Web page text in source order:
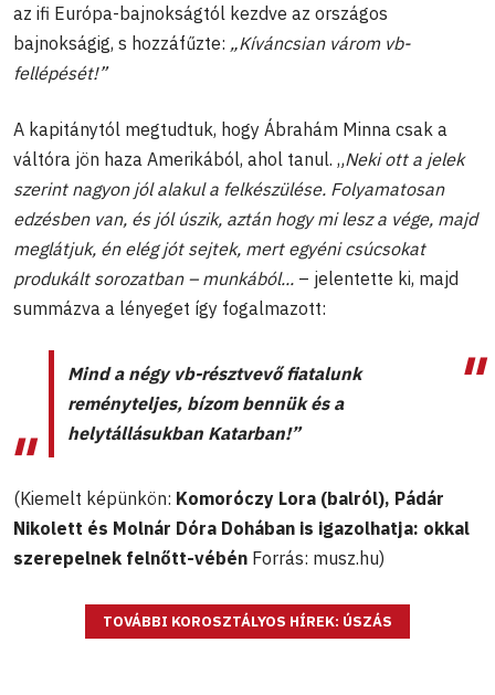
az ifi Európa-bajnokságtól kezdve az országos
bajnokságig, s hozzáfűzte: „Kíváncsian várom vb-
fellépését!”
A kapitánytól megtudtuk, hogy Ábrahám Minna csak a
váltóra jön haza Amerikából, ahol tanul. „Neki ott a jelek
szerint nagyon jól alakul a felkészülése. Folyamatosan
edzésben van, és jól úszik, aztán hogy mi lesz a vége, majd
meglátjuk, én elég jót sejtek, mert egyéni csúcsokat
produkált sorozatban – munkából... – jelentette ki, majd
summázva a lényeget így fogalmazott:
Mind a négy vb-résztvevő fiatalunk
reményteljes, bízom bennük és a
helytállásukban Katarban!”
(Kiemelt képünkön: Komoróczy Lora (balról), Pádár
Nikolett és Molnár Dóra Dohában is igazolhatja: okkal
szerepelnek felnőtt-vébén Forrás: musz.hu)
TOVÁBBI KOROSZTÁLYOS HÍREK: ÚSZÁS